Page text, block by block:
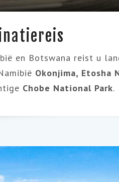
en Botswana reist u
Okonjima, Etosha
Chobe National Park.